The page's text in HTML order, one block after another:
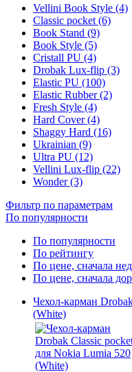
Vellini Book Style (4)
Classic pocket (6)
Book Stand (9)
Book Style (5)
Cristall PU (4)
Drobak Lux-flip (3)
Elastic PU (100)
Elastic Rubber (2)
Fresh Style (4)
Hard Cover (4)
Shaggy Hard (16)
Ukrainian (9)
Ultra PU (12)
Vellini Lux-flip (22)
Wonder (3)
Фильтр по параметрам
По популярности
По популярности
По рейтингу
По цене, сначала
По цене, сначала
Чехол-карман
(White)